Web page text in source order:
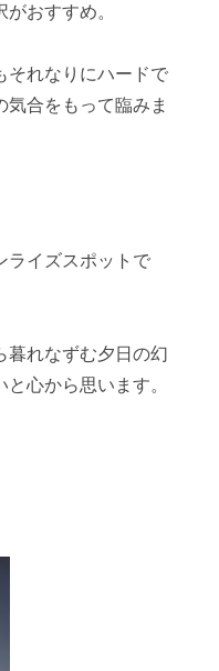
おすすめ。
それなりにハードで
合をもって臨みま
ライズスポットで
暮れなずむ夕日の幻
心から思います。